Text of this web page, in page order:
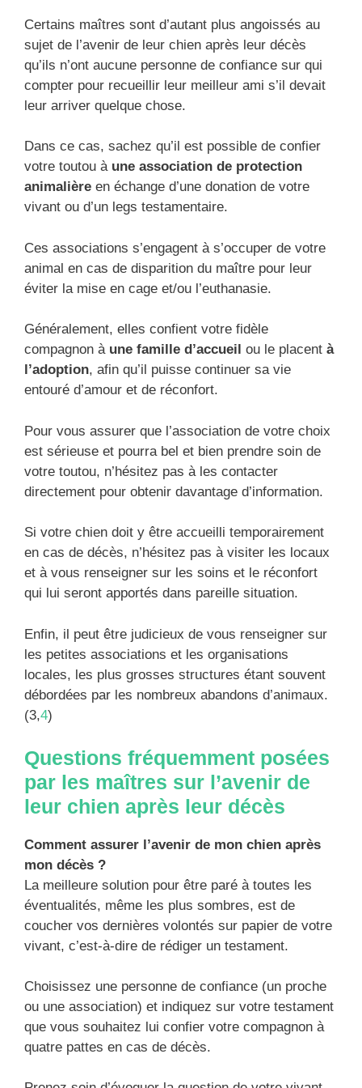
Certains maîtres sont d’autant plus angoissés au
sujet de l’avenir de leur chien après leur décès
qu’ils n’ont aucune personne de confiance sur qui
compter pour recueillir leur meilleur ami s’il devait
leur arriver quelque chose.
Dans ce cas, sachez qu’il est possible de confier
votre toutou à une association de protection
animalière en échange d’une donation de votre
vivant ou d’un legs testamentaire.
Ces associations s’engagent à s’occuper de votre
animal en cas de disparition du maître pour leur
éviter la mise en cage et/ou l’euthanasie.
Généralement, elles confient votre fidèle
compagnon à une famille d’accueil ou le placent à
l’adoption, afin qu’il puisse continuer sa vie
entouré d’amour et de réconfort.
Pour vous assurer que l’association de votre choix
est sérieuse et pourra bel et bien prendre soin de
votre toutou, n’hésitez pas à les contacter
directement pour obtenir davantage d’information.
Si votre chien doit y être accueilli temporairement
en cas de décès, n’hésitez pas à visiter les locaux
et à vous renseigner sur les soins et le réconfort
qui lui seront apportés dans pareille situation.
Enfin, il peut être judicieux de vous renseigner sur
les petites associations et les organisations
locales, les plus grosses structures étant souvent
débordées par les nombreux abandons d’animaux.
(3,4)
Questions fréquemment posées
par les maîtres sur l’avenir de
leur chien après leur décès
Comment assurer l’avenir de mon chien après
mon décès ?
La meilleure solution pour être paré à toutes les
éventualités, même les plus sombres, est de
coucher vos dernières volontés sur papier de votre
vivant, c’est-à-dire de rédiger un testament.
Choisissez une personne de confiance (un proche
ou une association) et indiquez sur votre testament
que vous souhaitez lui confier votre compagnon à
quatre pattes en cas de décès.